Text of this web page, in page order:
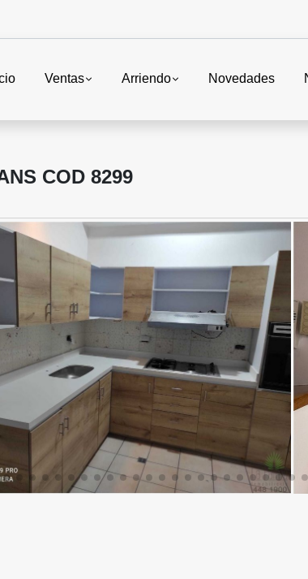
Ventas Arriendo Novedades
COD 8299